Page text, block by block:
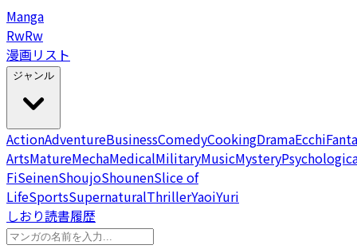
Manga
RwRw
漫画リスト
ジャンル
ActionAdventureBusinessComedyCookingDramaEcchi
ArtsMatureMechaMedicalMilitaryMusicMystery
FiSeinenShoujoShounenSlice of
LifeSportsSupernaturalThrillerYaoiYuri
しおり読書履歴